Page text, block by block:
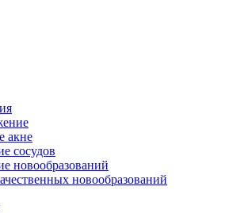
акне
сосудов
новообразований
новообразований